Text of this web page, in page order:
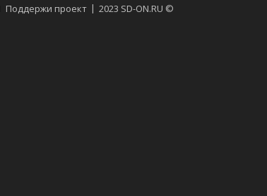
2023 SD-ON.RU ©
Поддержи проект